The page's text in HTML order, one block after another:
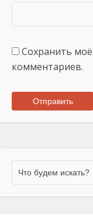
Сохранить
комментариев.